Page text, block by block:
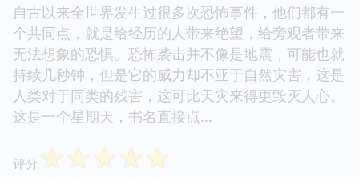
自古以来全世界发生过很多次恐怖事件，他们都有一
个共同点，就是给经历的人带来绝望，给旁观者带来
无法想象的恐惧。恐怖袭击并不像是地震，可能也就
持续几秒钟，但是它的威力却不亚于自然灾害，这是
人类对于同类的残害，这可比天灾来得更毁灭人心。
这是一个星期天，书名直接点...
评分 ☆☆☆☆☆